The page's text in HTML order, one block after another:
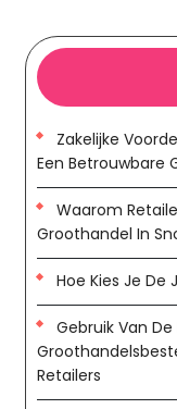
Zakelijke
Een Betrouwbare
Waarom
Groothandel In
Hoe Kies Je De
Gebruik Van De
Retailers